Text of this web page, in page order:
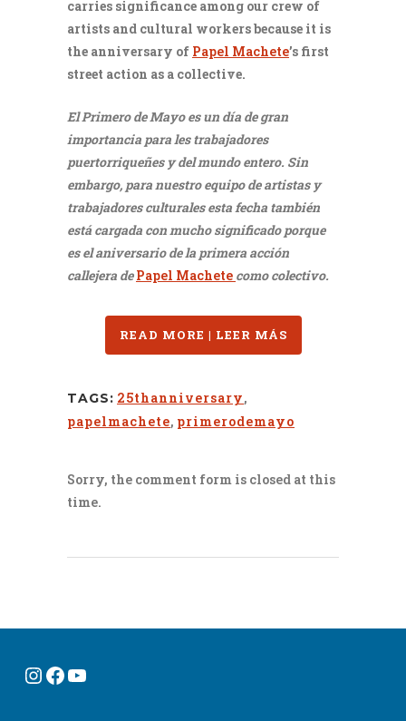
carries significance among our crew of
artists and cultural workers because it is
the anniversary of Papel Machete’s first
street action as a collective.
El Primero de Mayo es un día de gran
importancia para les trabajadores
puertorriqueñes y del mundo entero. Sin
embargo, para nuestro equipo de artistas y
trabajadores culturales esta fecha también
está cargada con mucho significado porque
es el aniversario de la primera acción
callejera dePapel Machete como colectivo.
READ MORE | LEER MÁS
TAGS: 25thanniversary,
papelmachete, primerodemayo
Sorry, the comment form is closed at this
time.
Instagram
Facebook
YouTube